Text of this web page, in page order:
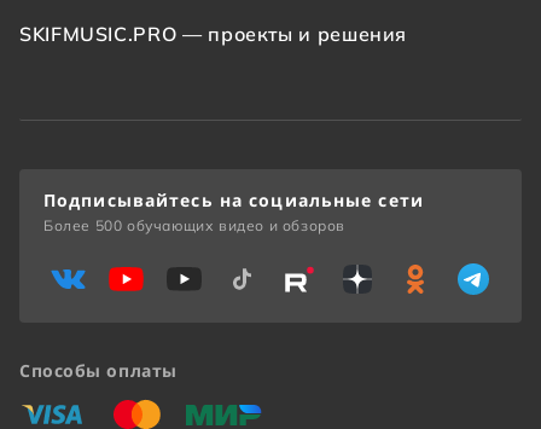
SKIFMUSIC.PRO — проекты и решения
Способы оплаты
«Виза» «Мастеркард»
«Мир»
Подписывайтесь на социальные сети
Более 500 обучающих видео и обзоров